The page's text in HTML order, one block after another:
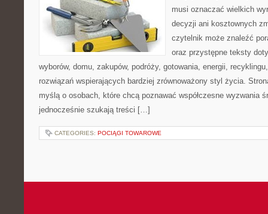
musi oznaczać wielkich
decyzji ani kosztownych
czytelnik może znaleźć
oraz przystępne teksty
wyborów, domu, zakupów, podróży, gotowania, energii,
rozwiązań wspierających bardziej zrównoważony styl życia.
myślą o osobach, które chcą poznawać współczesne wyzwania
jednocześnie szukają treści […]
CATEGORIES: POCIĄGI TOWAROWE